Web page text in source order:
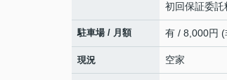
初回保証委
駐車場 / 月額 有 / 8,000円 (
現況 空家